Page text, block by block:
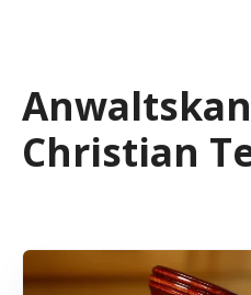
Christian